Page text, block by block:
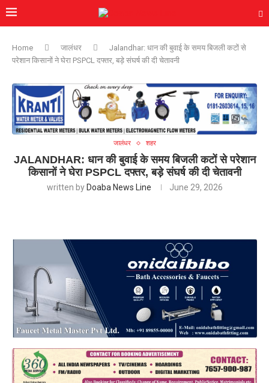
Home जालंधर
Jalandhar: धान की बुवाई के समय बिजली कटों से
परेशान किसानों ने घेरा PSPCL दफ्तर, बड़े संघर्ष की दी चेतावनी
जालंधर शहर
JALANDHAR: धान की बुवाई के समय बिजली कटों से परेशान
किसानों ने घेरा PSPCL दफ्तर, बड़े संघर्ष की दी चेतावनी
written by Doaba News Line June 29, 2026